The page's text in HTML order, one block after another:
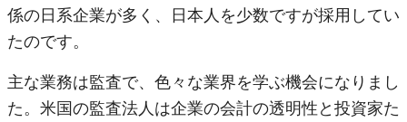
係の日系企業が多く、日本人を少数ですが採用してい
たのです。
主な業務は監査で、色々な業界を学ぶ機会になりまし
た。米国の監査法人は企業の会計の透明性と投資家た